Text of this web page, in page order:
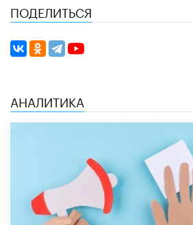
ПОДЕЛИТЬСЯ
АНАЛИТИКА